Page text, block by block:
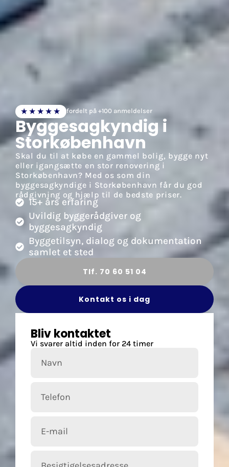
★★★★★ fordelt på +100 anmeldelser
Byggesagkyndig i
Storkøbenhavn
Skal du til at købe en gammel bolig, bygge nyt
eller igangsætte en stor renovering i
Storkøbenhavn? Med os som din
byggesagkyndige i Storkøbenhavn får du god
rådgivning og hjælp til de bedste priser.
15+ års erfaring
Uvildig byggerådgiver og
byggesagkyndig
Byggetilsyn, dialog og dokumentation
samlet et sted
Tlf. 70 60 51 04
Kontakt os i dag
Bliv kontaktet
Vi svarer altid inden for 24 timer